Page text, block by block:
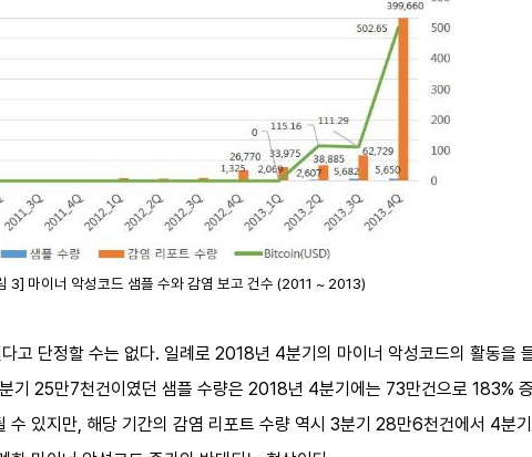
3] 마이너 악성코드 샘플 수와 감염 보고 건수 (2011 ~ 2013)
고 단정할 수는 없다. 일례로 2018년 4분기의 마이너 악성코드의 활동을
기 25만7천건이였던 샘플 수량은 2018년 4분기에는 73만건으로 183%
수 있지만, 해당 기간의 감염 리포트 수량 역시 3분기 28만6천건에서 4분